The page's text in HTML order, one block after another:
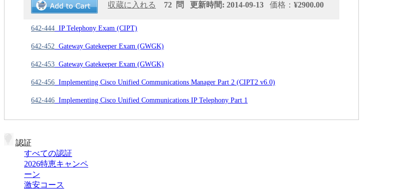
収蔵に入れる 72 問 更新時間: 2014-09-13 価格： ¥2900.00
642-444 IP Telephony Exam (CIPT)
642-452 Gateway Gatekeeper Exam (GWGK)
642-453 Gateway Gatekeeper Exam (GWGK)
642-456 Implementing Cisco Unified Communications Manager Part 2 (CIPT2 v6.0)
642-446 Implementing Cisco Unified Communications IP Telephony Part 1
認証
すべての認証
2026特恵キャンペ
ーン
激安コース